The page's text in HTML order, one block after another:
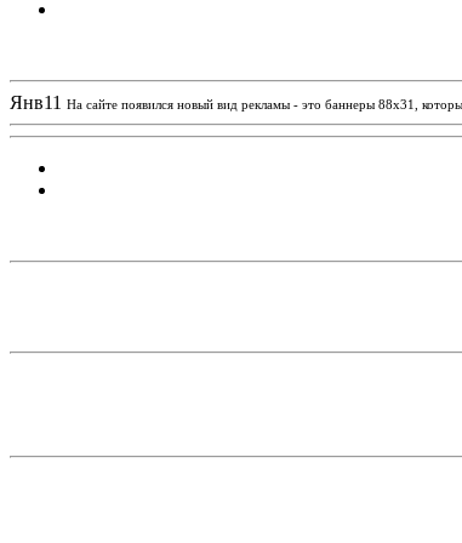
Янв11 На сайте появился новый вид рекламы - это баннеры 88х31,